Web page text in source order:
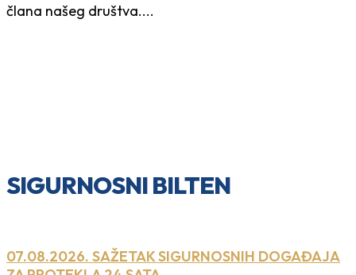
člana našeg društva....
SIGURNOSNI BILTEN
07.08.2026. SAŽETAK SIGURNOSNIH DOGAĐAJA